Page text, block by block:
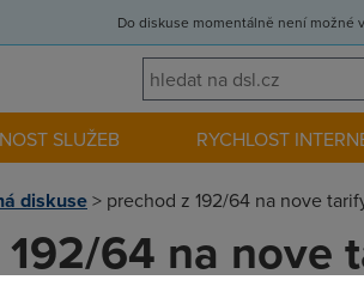
Do diskuse momentálně není možné
SLUŽEB RYCHLOST
diskuse> prechod z 192/64 na nove
64 na nove